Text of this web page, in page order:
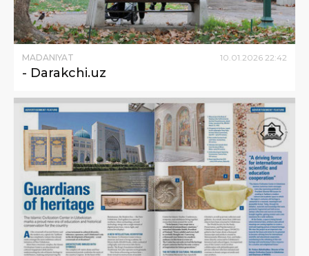
MADANIYAT 10.01.2026 22:42
- Darakchi.uz